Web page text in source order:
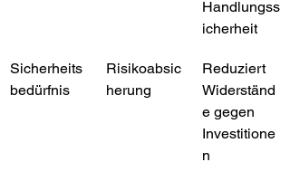
Handlungss
icherheit
Sicherheits
bedürfnis
Risikoabsic
herung
Reduziert
Widerständ
e gegen
Investitione
n